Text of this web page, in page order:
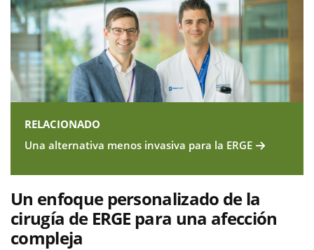
RELACIONADO
Una alternativa menos invasiva para la ERGE
Un enfoque personalizado de la
cirugía de ERGE para una afección
compleja